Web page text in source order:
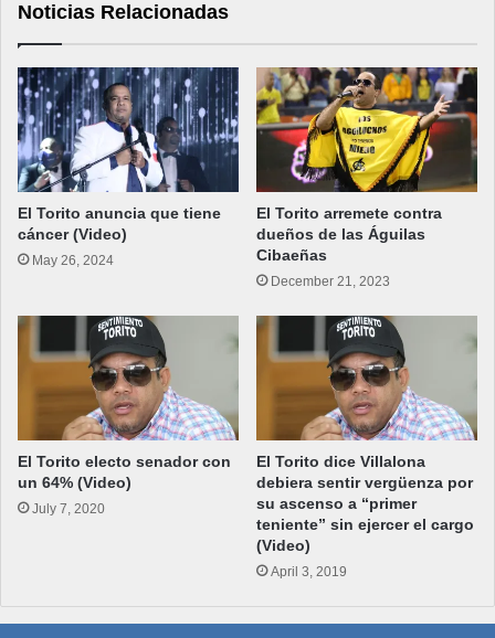
Noticias Relacionadas
El Torito anuncia que tiene
cáncer (Video)
May 26, 2024
El Torito arremete contra
dueños de las Águilas
Cibaeñas
December 21, 2023
El Torito electo senador con
un 64% (Video)
July 7, 2020
El Torito dice Villalona
debiera sentir vergüenza por
su ascenso a “primer
teniente” sin ejercer el cargo
(Video)
April 3, 2019